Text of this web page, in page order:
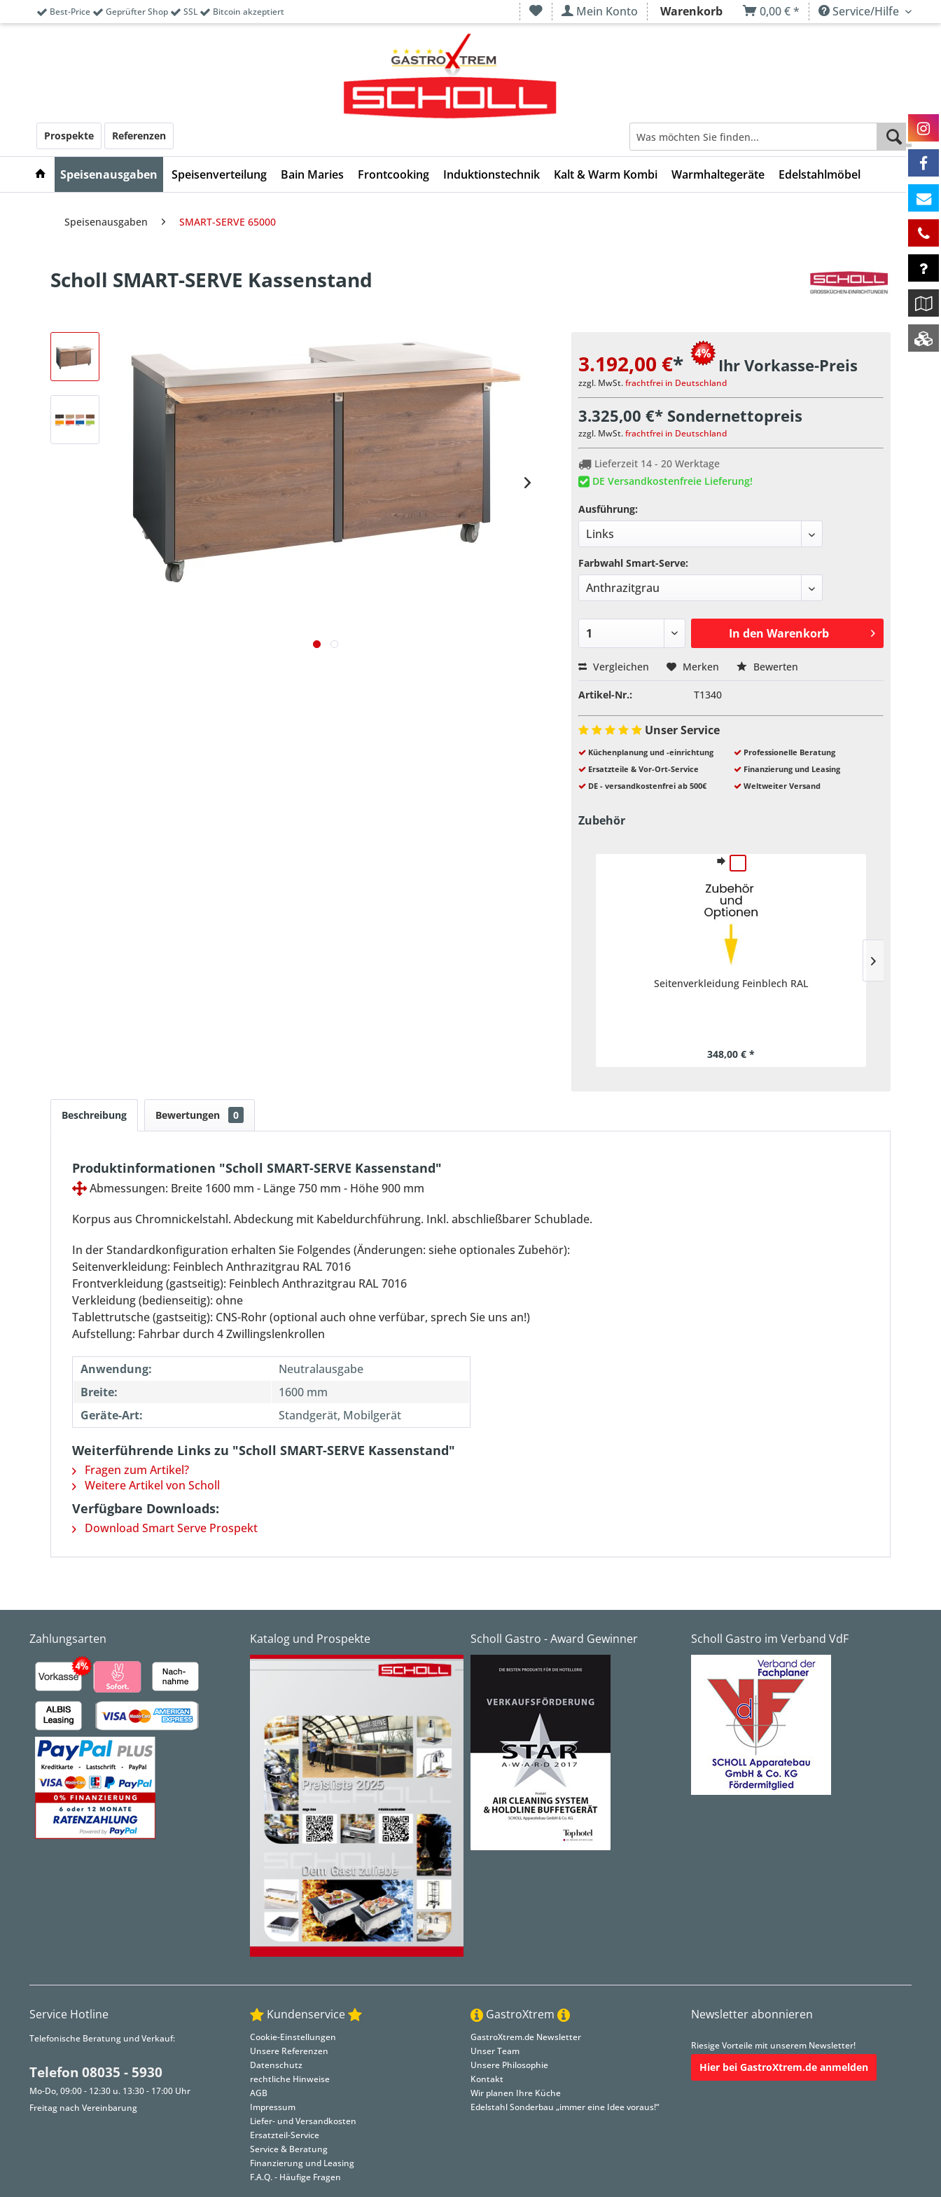
Best-Price Geprüfter Shop SSL Bitcoin akzeptiert Mein Konto Warenkorb 0,00 € * Service/Hilfe
Prospekte Referenzen
Speisenausgaben Speisenverteilung Bain Maries Frontcooking Induktionstechnik Kalt & Warm Kombi Warmhaltegeräte Edelstahlmöbel
Speisenausgaben SMART-SERVE 65000
Scholl SMART-SERVE Kassenstand
3.192,00 €* Ihr Vorkasse-Preis
zzgl. MwSt.frachtfrei in Deutschland
3.325,00 €* Sondernettopreis
zzgl. MwSt.frachtfrei in Deutschland
Lieferzeit 14 - 20 Werktage
DE Versandkostenfreie Lieferung!
Ausführung:
Farbwahl Smart-Serve:
In den Warenkorb
Vergleichen Merken Bewerten
Artikel-Nr.: T1340
Unser Service
Küchenplanung und -einrichtung
Professionelle Beratung
Ersatzteile & Vor-Ort-Service
Finanzierung und Leasing
DE - versandkostenfrei ab 500€
Weltweiter Versand
Zubehör
Seitenverkleidung Feinblech RAL
348,00 € *
Beschreibung Bewertungen 0
Produktinformationen "Scholl SMART-SERVE Kassenstand"
Abmessungen: Breite 1600 mm - Länge 750 mm - Höhe 900 mm
Korpus aus Chromnickelstahl. Abdeckung mit Kabeldurchführung. Inkl. abschließbarer Schublade.
In der Standardkonfiguration erhalten Sie Folgendes (Änderungen: siehe optionales Zubehör):
Seitenverkleidung: Feinblech Anthrazitgrau RAL 7016
Frontverkleidung (gastseitig): Feinblech Anthrazitgrau RAL 7016
Verkleidung (bedienseitig): ohne
Tablettrutsche (gastseitig): CNS-Rohr (optional auch ohne verfübar, sprech Sie uns an!)
Aufstellung: Fahrbar durch 4 Zwillingslenkrollen
Anwendung:
Neutralausgabe
Breite:
1600 mm
Geräte-Art:
Standgerät, Mobilgerät
Weiterführende Links zu "Scholl SMART-SERVE Kassenstand"
Fragen zum Artikel?
Weitere Artikel von Scholl
Verfügbare Downloads:
Download Smart Serve Prospekt
Zahlungsarten Katalog und Prospekte Scholl Gastro - Award Gewinner Scholl Gastro im Verband VdF
Service Hotline
Telefonische Beratung und Verkauf:
Telefon 08035 - 5930
Mo-Do, 09:00 - 12:30 u. 13:30 - 17:00 Uhr
Freitag nach Vereinbarung
Kundenservice
Cookie-Einstellungen
Unsere Referenzen
Datenschutz
rechtliche Hinweise
AGB
Impressum
Liefer- und Versandkosten
Ersatzteil-Service
Service & Beratung
Finanzierung und Leasing
F.A.Q. - Häufige Fragen
GastroXtrem
GastroXtrem.de Newsletter
Unser Team
Unsere Philosophie
Kontakt
Wir planen Ihre Küche
Edelstahl Sonderbau „immer eine Idee voraus!“
Newsletter abonnieren
Riesige Vorteile mit unserem Newsletter!
Hier bei GastroXtrem.de anmelden